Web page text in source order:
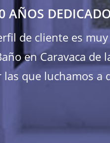
AÑOS
de cliente es
en Caravaca
las que luchamos a